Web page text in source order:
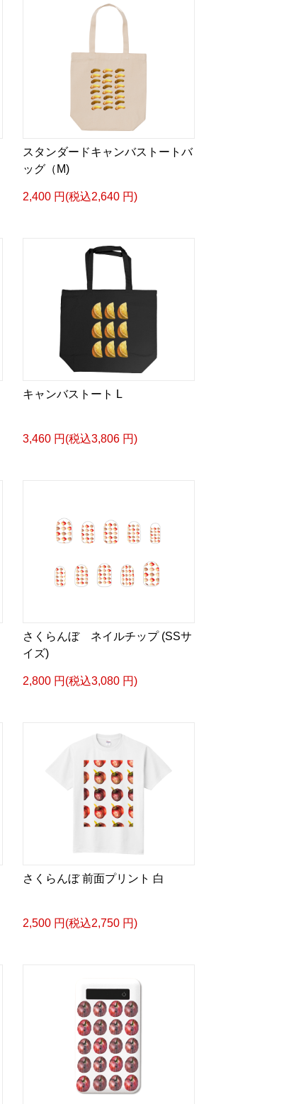
スタンダードキャンバストートバ
ッグ（M)
2,400 円(税込2,640 円)
キャンバストート L
3,460 円(税込3,806 円)
さくらんぼ ネイルチップ (SSサ
イズ)
2,800 円(税込3,080 円)
さくらんぼ 前面プリント 白
2,500 円(税込2,750 円)